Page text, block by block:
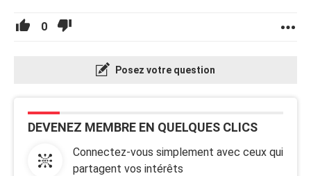
0
Posez votre question
DEVENEZ MEMBRE EN QUELQUES CLICS
Connectez-vous simplement avec ceux qui
partagent vos intérêts